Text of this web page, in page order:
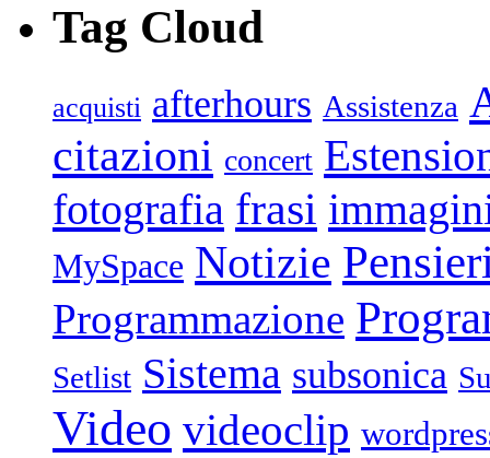
Tag Cloud
acquisti afterhours Assistenza
citazioni concert
fotografia frasi
MySpace Notizie
Programmazione
Setlist Sistema subsonica
Video videoclip